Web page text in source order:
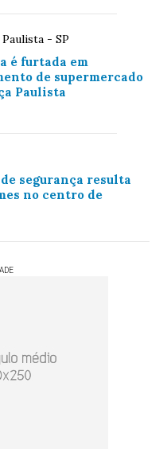
- SP
é furtada em
de supermercado
Paulista
segurança resulta
no centro de